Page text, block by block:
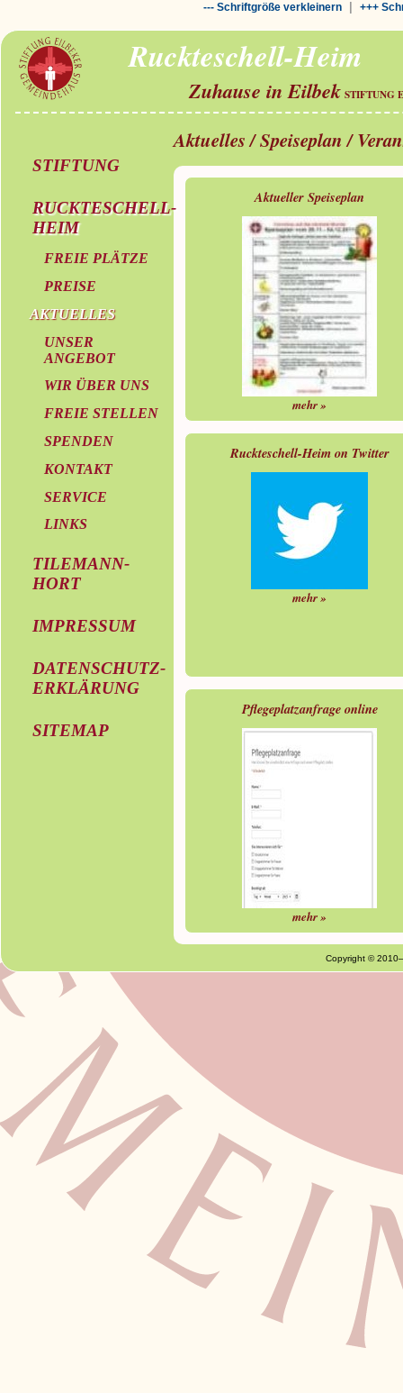
--- Schriftgröße verkleinern| +++
Ruckteschell-Heim
Zuhause in Eilbek STIFTUNG
STIFTUNG
RUCKTESCHELL-
HEIM
FREIE PLÄTZE
PREISE
AKTUELLES
UNSER
ANGEBOT
WIR ÜBER UNS
FREIE STELLEN
SPENDEN
KONTAKT
SERVICE
LINKS
TILEMANN-
HORT
IMPRESSUM
DATENSCHUTZ-
ERKLÄRUNG
SITEMAP
Aktuelles / Speiseplan /
Aktueller Speiseplan
mehr »
Ruckteschell-Heim on Twitter
mehr »
Pflegeplatzanfrage online
mehr »
Copyright ©